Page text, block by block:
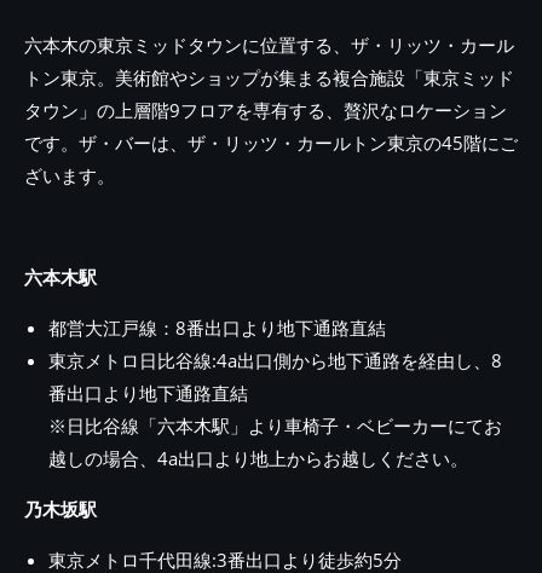
六本木の東京ミッドタウンに位置する、ザ・リッツ・カール
トン東京。美術館やショップが集まる複合施設「東京ミッド
タウン」の上層階9フロアを専有する、贅沢なロケーション
です。ザ・バーは、ザ・リッツ・カールトン東京の45階にご
ざいます。
六本木駅
都営大江戸線：8番出口より地下通路直結
東京メトロ日比谷線:4a出口側から地下通路を経由し、8
番出口より地下通路直結
※日比谷線「六本木駅」より車椅子・ベビーカーにてお
越しの場合、4a出口より地上からお越しください。
乃木坂駅
東京メトロ千代田線:3番出口より徒歩約5分